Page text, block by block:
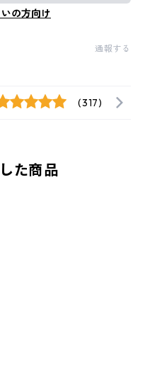
の方向け
通報する
(317)
た商品